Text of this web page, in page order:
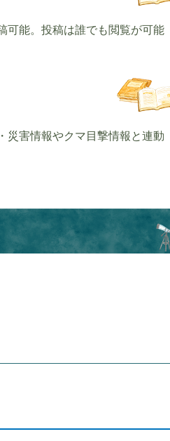
可能。投稿は誰でも閲覧が可能
災害情報やクマ目撃情報と連動